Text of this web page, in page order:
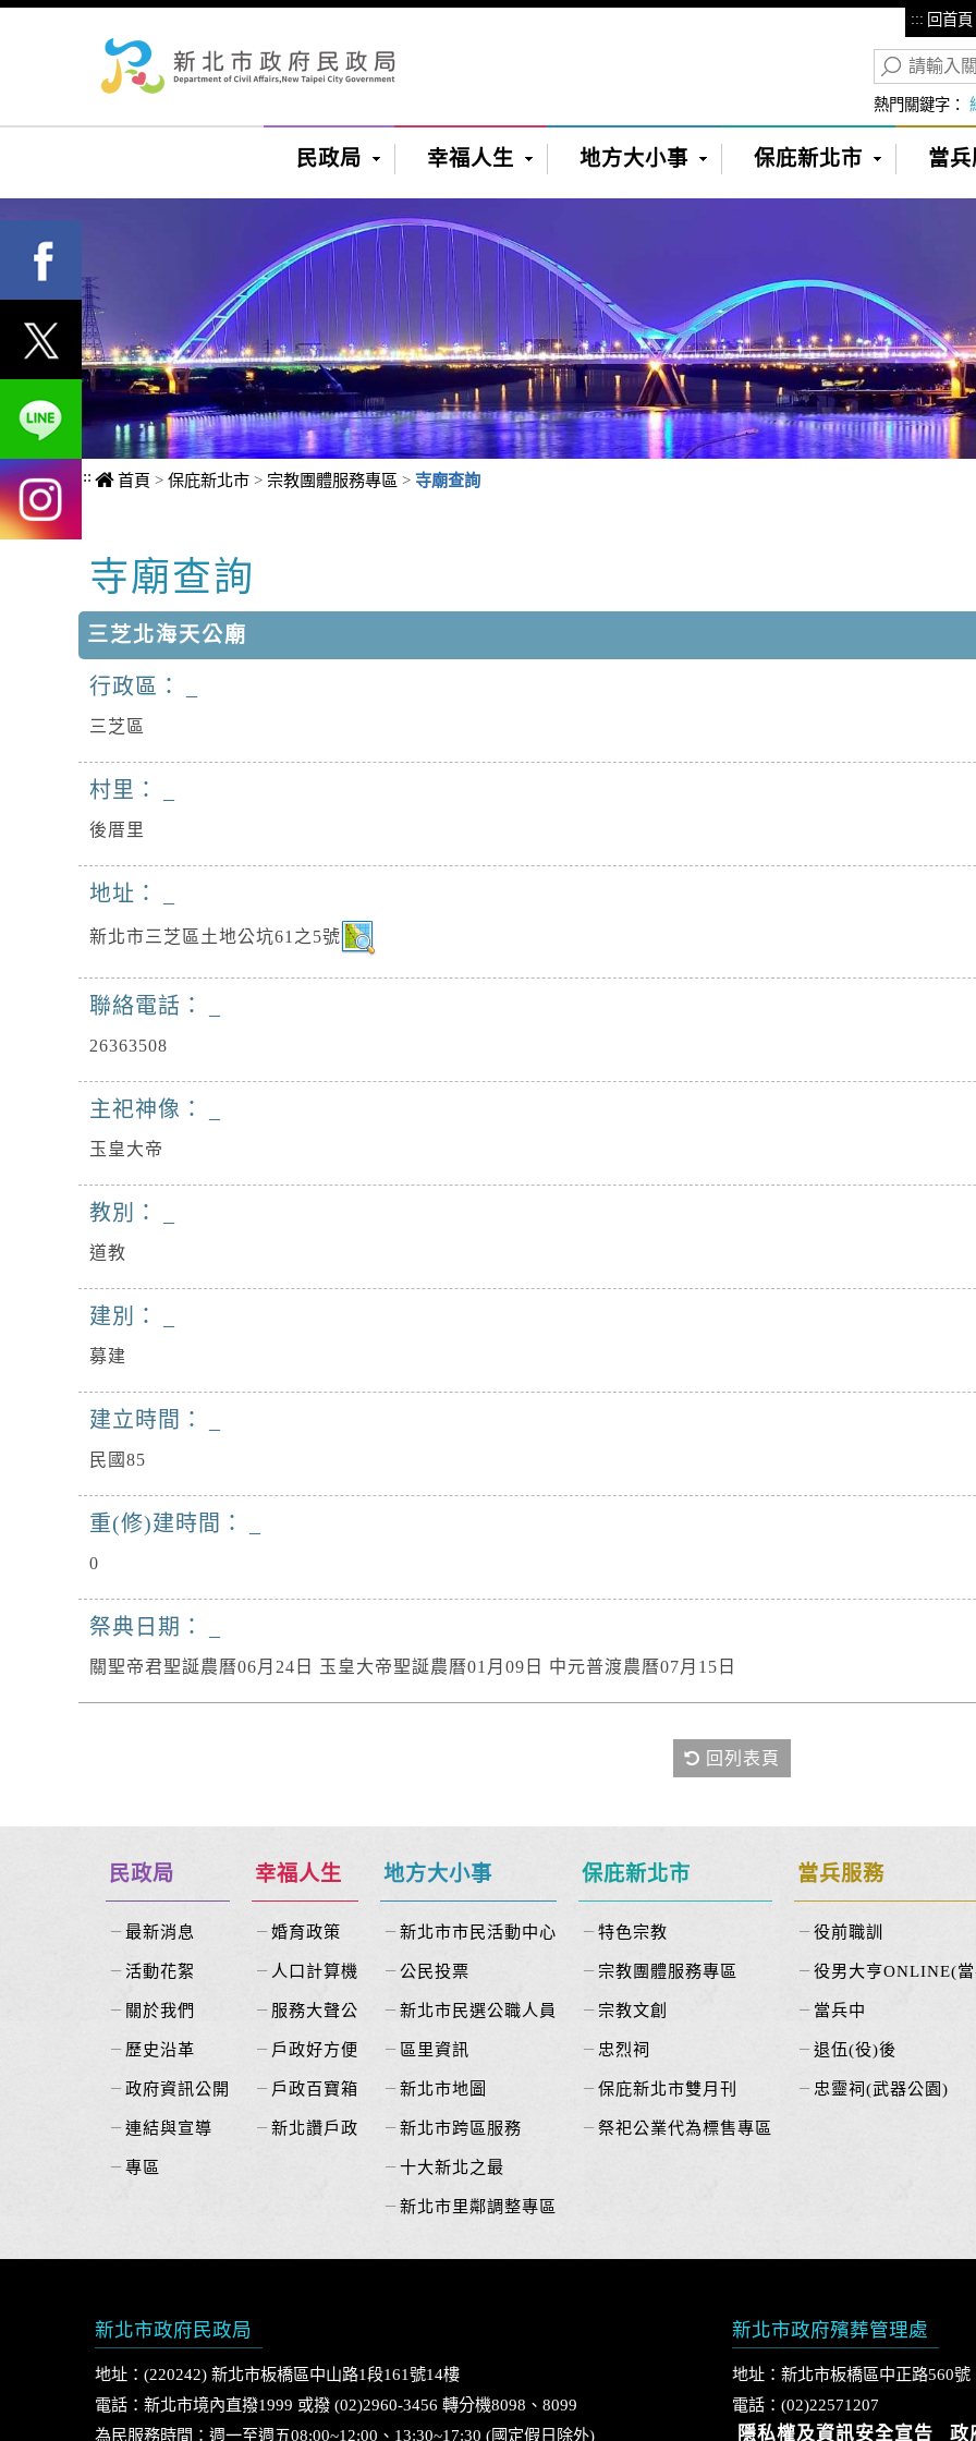
::: 回首頁
熱門關鍵字：
民政局 幸福人生 地方大小事 保庇新北市 當
::: 首頁 > 保庇新北市 > 宗教團體服務專區 > 寺廟查詢
中央內容區塊
寺廟查詢
三芝北海天公廟
行政區：
三芝區
村里：
後厝里
地址：
新北市三芝區土地公坑61之5號
聯絡電話：
26363508
主祀神像：
玉皇大帝
教別：
道教
建別：
募建
建立時間：
民國85
重(修)建時間：
0
祭典日期：
關聖帝君聖誕農曆06月24日 玉皇大帝聖誕農曆01月09日 中元普渡農曆07月15日
回列表頁
民政局
最新消息
活動花絮
關於我們
歷史沿革
政府資訊公開
連結與宣導
專區
幸福人生
婚育政策
人口計算機
服務大聲公
戶政好方便
戶政百寶箱
新北讚戶政
地方大小事
新北市市民活動中心
公民投票
新北市民選公職人員
區里資訊
新北市地圖
新北市跨區服務
十大新北之最
新北市里鄰調整專區
保庇新北市
特色宗教
宗教團體服務專區
宗教文創
忠烈祠
保庇新北市雙月刊
祭祀公業代為標售專區
當兵服務
役前職訓
役男大亨ONLINE(
當兵中
退伍(役)後
忠靈祠(武器公園)
新北市政府民政局
地址：(220242) 新北市板橋區中山路1段161號14樓
電話：新北市境內直撥1999 或撥 (02)2960-3456 轉分機8098、8099
為民服務時間：週一至週五08:00~12:00、13:30~17:30 (國定假日除外)
新北市政府殯葬管理處
地址：新北市板橋區中正路560號
電話：(02)22571207
隱私權及資訊安全宣告 政